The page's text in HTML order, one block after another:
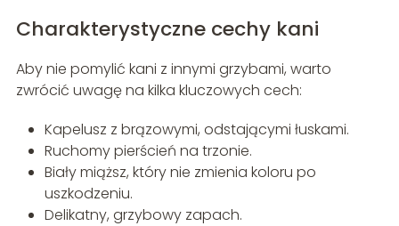
Charakterystyczne cechy kani
Aby nie pomylić kani z innymi grzybami, warto
zwrócić uwagę na kilka kluczowych cech:
Kapelusz z brązowymi, odstającymi łuskami.
Ruchomy pierścień na trzonie.
Biały miąższ, który nie zmienia koloru po
uszkodzeniu.
Delikatny, grzybowy zapach.